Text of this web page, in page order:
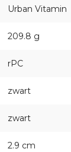
Urban Vitamin
209.8 g
rPC
zwart
zwart
2.9 cm